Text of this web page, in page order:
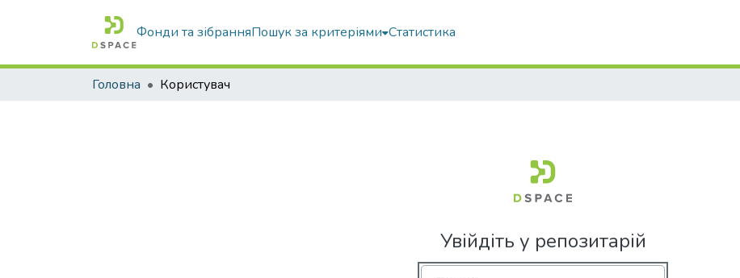
Фонди та зібранняПошук за критеріями Статистика
Головна Користувач
Увійдіть у репозитарій